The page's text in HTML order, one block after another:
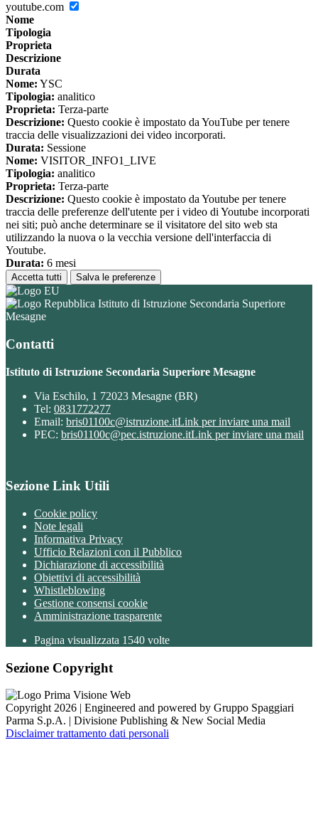
youtube.com
Nome
Tipologia
Proprieta
Descrizione
Durata
Nome: YSC
Tipologia: analitico
Proprieta: Terza-parte
Descrizione: Questo cookie è impostato da YouTube per tenere
traccia delle visualizzazioni dei video incorporati.
Durata: Sessione
Nome: VISITOR_INFO1_LIVE
Tipologia: analitico
Proprieta: Terza-parte
Descrizione: Questo cookie è impostato da Youtube per tenere
traccia delle preferenze dell'utente per i video di Youtube incorporati
nei siti; può anche determinare se il visitatore del sito web sta
utilizzando la nuova o la vecchia versione dell'interfaccia di
Youtube.
Durata: 6 mesi
Accetta tutti Salva le preferenze
Istituto di Istruzione Secondaria Superiore
Mesagne
Contatti
Istituto di Istruzione Secondaria Superiore Mesagne
Via Eschilo, 1 72023 Mesagne (BR)
Tel: 0831772277
Email: bris01100c@istruzione.itLink per inviare una mail
PEC: bris01100c@pec.istruzione.itLink per inviare una mail
Sezione Link Utili
Cookie policy
Note legali
Informativa Privacy
Ufficio Relazioni con il Pubblico
Dichiarazione di accessibilità
Obiettivi di accessibilità
Whistleblowing
Gestione consensi cookie
Amministrazione trasparente
Pagina visualizzata 1540 volte
Sezione Copyright
Copyright 2026 | Engineered and powered by Gruppo Spaggiari
Parma S.p.A. | Divisione Publishing & New Social Media
Disclaimer trattamento dati personali